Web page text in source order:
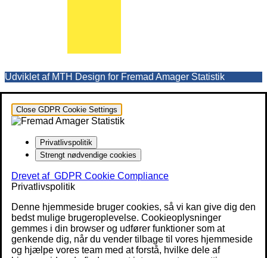
Udviklet af MTH Design for Fremad Amager Statistik
Close GDPR Cookie Settings
Privatlivspolitik
Strengt nødvendige cookies
Drevet af GDPR Cookie Compliance
Privatlivspolitik
Denne hjemmeside bruger cookies, så vi kan give dig den
bedst mulige brugeroplevelse. Cookieoplysninger
gemmes i din browser og udfører funktioner som at
genkende dig, når du vender tilbage til vores hjemmeside
og hjælpe vores team med at forstå, hvilke dele af